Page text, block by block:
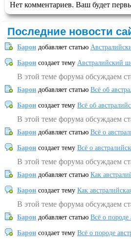
Нет комментариев. Ваш будет
Последние новости
Барон добавляет статью
Барон создает тему Австралийский
В этой теме форума обсуждаем
Барон добавляет статью Всё об
Барон создает тему Всё об
В этой теме форума обсуждаем
Барон добавляет статью Всё о
Барон создает тему Всё о
В этой теме форума обсуждаем
Барон добавляет статью Как
Барон создает тему Как
В этой теме форума обсуждаем
Барон добавляет статью Всё о породе
Барон создает тему Всё о породе